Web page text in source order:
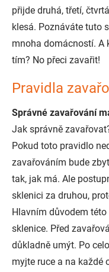
přijde druhá, třetí,
klesá. Poznáváte tuto
mnoha domácností. A
tím? No přeci zavařit!
Pravidla
Správné zavařování
Jak správně
Pokud toto pravidlo
zavařováním bude
tak, jak má. Ale
sklenici za druhou,
Hlavním důvodem
sklenice. Před
důkladně umýt. Po
myjte ruce a na každé